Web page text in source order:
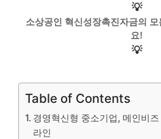
💡
소상공인 혁신성장촉진자금의 모
요!
💡
Table of Contents
경영혁신형 중소기업, 메인비
라인